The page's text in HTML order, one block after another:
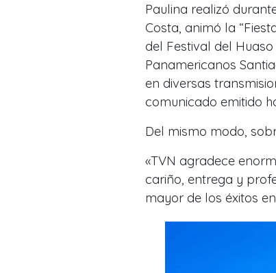
Paulina realizó
Costa, animó la
del Festival del Huaso
Panamericanos
en diversas
comunicado emitido
Del mismo modo,
«TVN agradece
cariño, entrega y
mayor de los éxitos